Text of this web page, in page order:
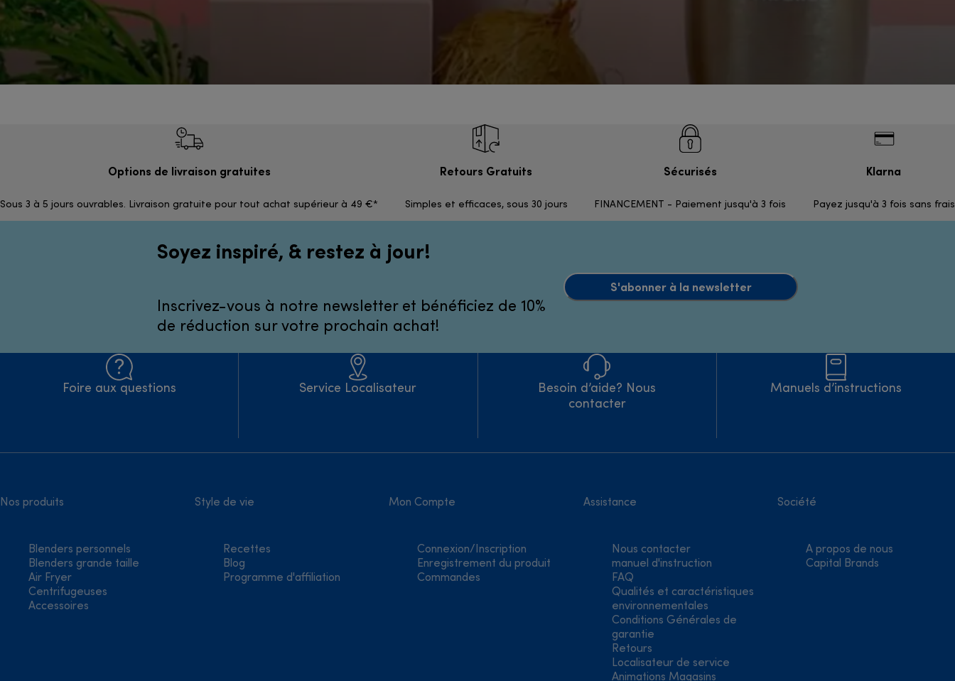
Options de livraison gratuites
Sous 3 à 5 jours ouvrables. Livraison gratuite pour tout achat supérieur à 49 €*
Retours Gratuits
Simples et efficaces, sous 30 jours
Sécurisés
FINANCEMENT - Paiement jusqu'à 3 fois
Klarna
Payez jusqu'à 3 fois sans frais
Soyez inspiré, & restez à jour!
Inscrivez-vous à notre newsletter et bénéficiez de 10%
de réduction sur votre prochain achat!
S'abonner à la newsletter
Foire aux questions Service Localisateur
Besoin d’aide? Nous
contacter
Manuels d’instructions
Nos produits
Blenders personnels
Blenders grande taille
Air Fryer
Centrifugeuses
Accessoires
Style de vie
Recettes
Blog
Programme d'affiliation
Mon Compte
Connexion/Inscription
Enregistrement du produit
Commandes
Assistance
Nous contacter
manuel d'instruction
FAQ
Qualités et caractéristiques
environnementales
Conditions Générales de
garantie
Retours
Localisateur de service
Animations Magasins
Société
A propos de nous
Capital Brands